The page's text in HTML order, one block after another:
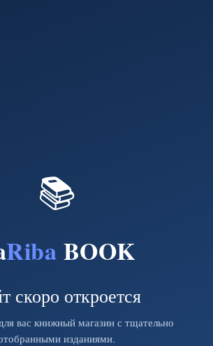
📚
Riba BOOK
скоро откроется
вас книжный магазин с тщательно
изданиями.